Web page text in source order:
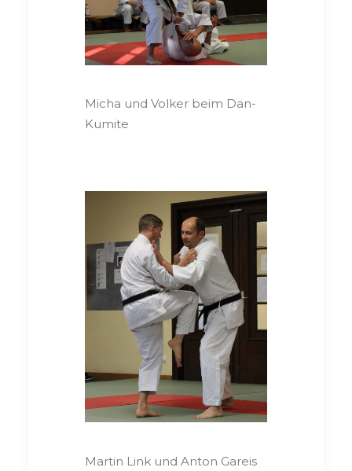
Micha und Volker beim Dan-
Kumite
Martin Link und Anton Gareis